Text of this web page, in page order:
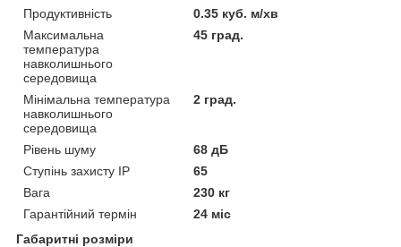
Продуктивність
0.35 куб. м/хв
Максимальна
температура
навколишнього
середовища
45 град.
Мінімальна температура
навколишнього
середовища
2 град.
Рівень шуму
68 дБ
Ступінь захисту IP
65
Вага
230 кг
Гарантійний термін
24 міс
Габаритні розміри